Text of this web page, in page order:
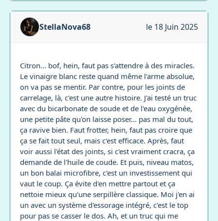
StellaNova68 le 18 Juin 2025
Citron... bof, hein, faut pas s'attendre à des miracles.
Le vinaigre blanc reste quand même l'arme absolue,
on va pas se mentir. Par contre, pour les joints de
carrelage, là, c'est une autre histoire. J'ai testé un truc
avec du bicarbonate de soude et de l'eau oxygénée,
une petite pâte qu'on laisse poser... pas mal du tout,
ça ravive bien. Faut frotter, hein, faut pas croire que
ça se fait tout seul, mais c'est efficace. Après, faut
voir aussi l'état des joints, si c'est vraiment cracra, ça
demande de l'huile de coude. Et puis, niveau matos,
un bon balai microfibre, c'est un investissement qui
vaut le coup. Ça évite d'en mettre partout et ça
nettoie mieux qu'une serpillère classique. Moi j'en ai
un avec un système d'essorage intégré, c'est le top
pour pas se casser le dos. Ah, et un truc qui me